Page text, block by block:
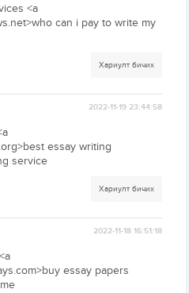
<a
can i pay to write my
Хариулт бичих
2022-11-19 23:44:58
essay writing
service
Хариулт бичих
2022-11-18 16:51:18
essay papers